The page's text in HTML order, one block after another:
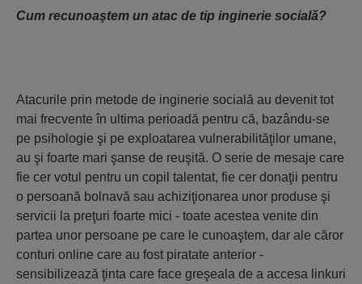
Cum recunoaştem un atac de tip inginerie socială?
Atacurile prin metode de inginerie socială au devenit tot
mai frecvente în ultima perioadă pentru că, bazându-se
pe psihologie şi pe exploatarea vulnerabilităţilor umane,
au şi foarte mari şanse de reuşită. O serie de mesaje care
fie cer votul pentru un copil talentat, fie cer donaţii pentru
o persoană bolnavă sau achiziţionarea unor produse şi
servicii la preţuri foarte mici - toate acestea venite din
partea unor persoane pe care le cunoaştem, dar ale căror
conturi online care au fost piratate anterior -
sensibilizează ţinta care face greşeala de a accesa linkuri